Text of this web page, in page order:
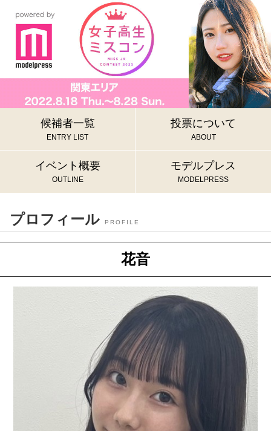
候補者一覧
ENTRY LIST
投票について
ABOUT
イベント概要
OUTLINE
モデルプレス
MODELPRESS
プロフィール PROFILE
花音